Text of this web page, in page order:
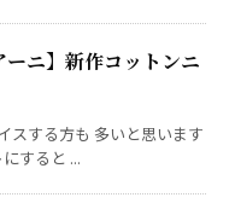
ーニ】新作コットンニ
スする方も 多いと思います
すると ...